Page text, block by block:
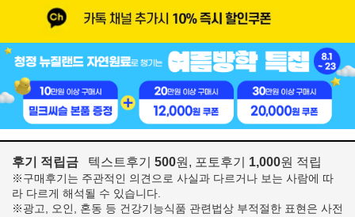
후기 적립금 텍스트후기 500원, 포토후기 1,000원 적립
※구매후기는 주관적인 의견으로 사실과 다르거나 보는 사람에 따
라 다르게 해석될 수 있습니다.
※광고, 오인, 혼동 등 건강기능식품 관련법상 부적절한 표현은 사전